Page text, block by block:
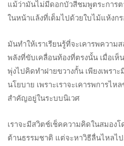
แม้ว่ามันไม่มีดอกบัวสีชมพูตระการต
ในหน้าแล้งที่เต็มไปด้วยใบไม้แห้งก
มันทำให้เราเรียนรู้ที่จะเคารพควา
พลังที่ขับเคลื่อนท้องที่ตรงนั้น เมื่อเห็
พุ่งไปคิดทำฝายขวางกั้น เพียงเพร
นโยบาย เพราะเราจะเคารพการไ
สำคัญอยู่ในระบบนิเวศ
เราจะมีสวิตช์เช็คความคิดในสมอง
ต้านธรรมชาติ แต่จะหาวิธีลื่นไหล